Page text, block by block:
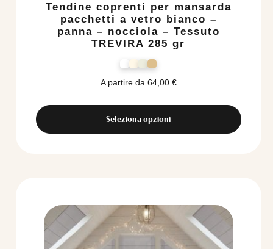
Tendine coprenti per mansarda
pacchetti a vetro bianco –
panna – nocciola – Tessuto
TREVIRA 285 gr
A partire da 64,00 €
Seleziona opzioni